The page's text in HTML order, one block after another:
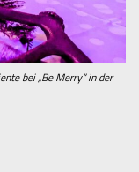
bei „Be Merry“ in der